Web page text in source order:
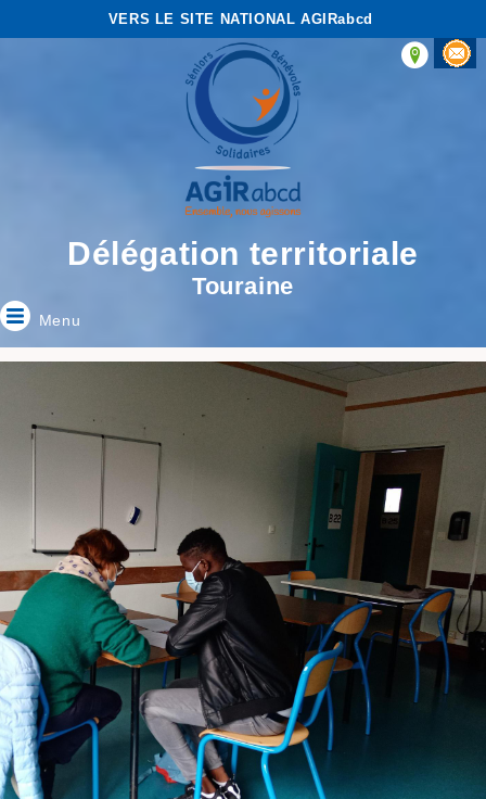
VERS LE SITE NATIONAL AGIRabcd
Délégation territoriale
Touraine
Menu